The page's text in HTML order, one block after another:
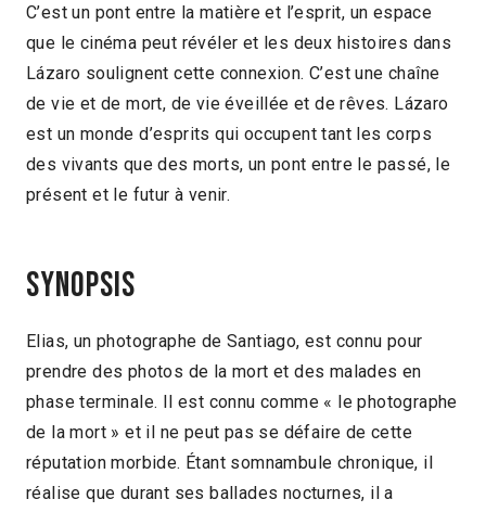
C’est un pont entre la matière et l’esprit, un espace
que le cinéma peut révéler et les deux histoires dans
Lázaro soulignent cette connexion. C’est une chaîne
de vie et de mort, de vie éveillée et de rêves. Lázaro
est un monde d’esprits qui occupent tant les corps
des vivants que des morts, un pont entre le passé, le
présent et le futur à venir.
Synopsis
Elias, un photographe de Santiago, est connu pour
prendre des photos de la mort et des malades en
phase terminale. Il est connu comme « le photographe
de la mort » et il ne peut pas se défaire de cette
réputation morbide. Étant somnambule chronique, il
réalise que durant ses ballades nocturnes, il a